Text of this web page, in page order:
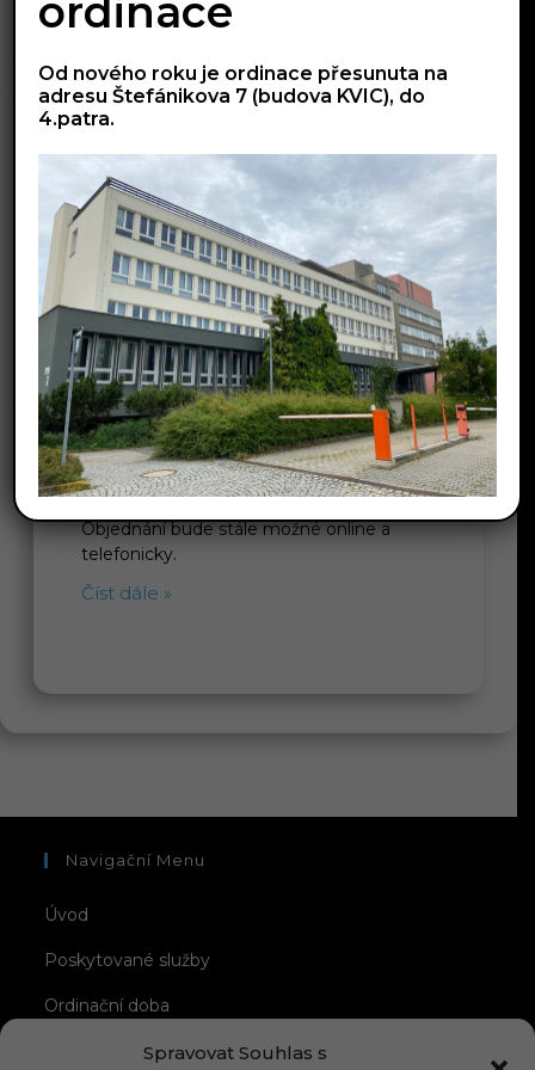
Spravovat Souhlas s
Ordinace uzavřena
16. 6. 2026
Ve dnech 25.6.-26.6.2026 bude ordinace
uzavřena. Objednání bude možné pouze
online. 22.6.-24.6. bude provoz ordinace
omezen.
Číst dále »
Ordinace uzavřena
24. 4. 2026
Dne 27.4.2026 bude ordinace uzavřena.
Objednání bude stále možné online a
telefonicky.
Číst dále »
Navigační Menu
Úvod
Poskytované služby
Ordinační doba
ordinace
Od nového roku je ordinace přesunuta na
adresu Štefánikova 7 (budova KVIC), do
4.patra.